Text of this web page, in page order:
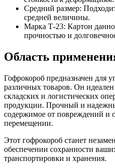
Средний размер:
средней величины.
Марка Т-23: Картон
прочностью и
Область
Гофрокороб предназначен для
различных товаров. Он
складских и логистических
продукции. Прочный и
содержимое от повреждений и
перемещении.
Этот гофрокороб станет
обеспечении сохранности
транспортировки и хранения.